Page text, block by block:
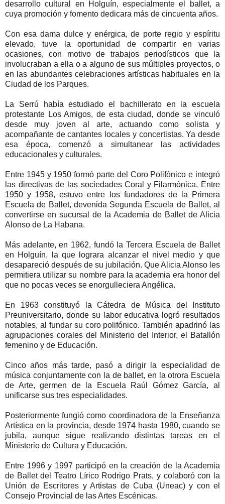
desarrollo cultural en Holguín, especialmente el ballet, a
cuya promoción y fomento dedicara más de cincuenta años.
Con esa dama dulce y enérgica, de porte regio y espíritu
elevado, tuve la oportunidad de compartir en varias
ocasiones, con motivo de trabajos periodísticos que la
involucraban a ella o a alguno de sus múltiples proyectos, o
en las abundantes celebraciones artísticas habituales en la
Ciudad de los Parques.
La Serrú había estudiado el bachillerato en la escuela
protestante Los Amigos, de esta ciudad, donde se vinculó
desde muy joven al arte, actuando como solista y
acompañante de cantantes locales y concertistas. Ya desde
esa época, comenzó a simultanear las actividades
educacionales y culturales.
Entre 1945 y 1950 formó parte del Coro Polifónico e integró
las directivas de las sociedades Coral y Filarmónica. Entre
1950 y 1958, estuvo entre los fundadores de la Primera
Escuela de Ballet, devenida Segunda Escuela de Ballet, al
convertirse en sucursal de la Academia de Ballet de Alicia
Alonso de La Habana.
Más adelante, en 1962, fundó la Tercera Escuela de Ballet
en Holguín, la que lograra alcanzar el nivel medio y que
desapareció después de su jubilación. Que Alicia Alonso les
permitiera utilizar su nombre para la academia era honor del
que no pocas veces se enorgulleciera Angélica.
En 1963 constituyó la Cátedra de Música del Instituto
Preuniversitario, donde su labor educativa logró resultados
notables, al fundar su coro polifónico. También apadrinó las
agrupaciones corales del Ministerio del Interior, el Batallón
femenino y de Educación.
Cinco años más tarde, pasó a dirigir la especialidad de
música conjuntamente con la de ballet, en la otrora Escuela
de Arte, germen de la Escuela Raúl Gómez García, al
unificarse sus tres especialidades.
Posteriormente fungió como coordinadora de la Enseñanza
Artística en la provincia, desde 1974 hasta 1980, cuando se
jubila, aunque sigue realizando distintas tareas en el
Ministerio de Cultura y Educación.
Entre 1996 y 1997 participó en la creación de la Academia
de Ballet del Teatro Lírico Rodrigo Prats, y colaboró con la
Unión de Escritores y Artistas de Cuba (Uneac) y con el
Consejo Provincial de las Artes Escénicas.